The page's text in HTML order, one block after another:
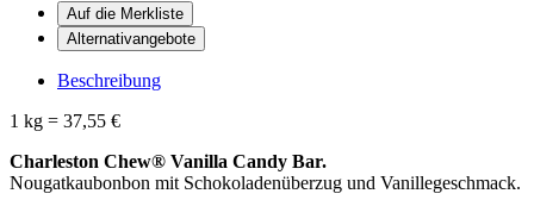
Beschreibung
1 kg = 37,55 €
Charleston Chew® Vanilla Candy Bar.
Nougatkaubonbon mit Schokoladenüberzug und Vanillegeschmack.